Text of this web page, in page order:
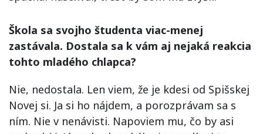
Škola sa svojho študenta viac-menej
zastávala. Dostala sa k vám aj nejaká reakcia
tohto mladého chlapca?
Nie, nedostala. Len viem, že je kdesi od Spišskej
Novej si. Ja si ho nájdem, a porozprávam sa s
ním. Nie v nenávisti. Napoviem mu, čo by asi